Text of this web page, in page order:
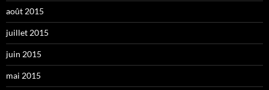
août 2015
juillet 2015
juin 2015
mai 2015